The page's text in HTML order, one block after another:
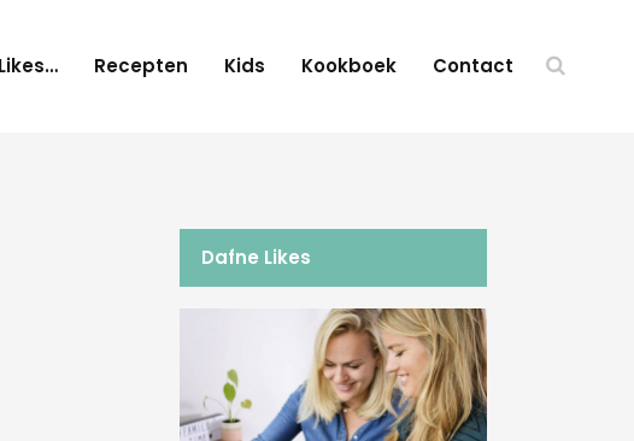
Recepten Kids Kookboek Contact
Dafne Likes